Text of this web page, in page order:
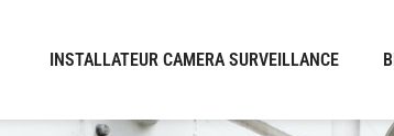
INSTALLATEUR CAMERA SURVEILLANCE